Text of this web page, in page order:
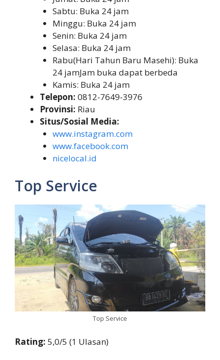
Sabtu: Buka 24 jam
Minggu: Buka 24 jam
Senin: Buka 24 jam
Selasa: Buka 24 jam
Rabu(Hari Tahun Baru Masehi): Buka
24 jamJam buka dapat berbeda
Kamis: Buka 24 jam
Telepon: 0812-7649-3976
Provinsi: Riau
Situs/Sosial Media:
www.instagram.com
www.facebook.com
nicelocal.id
Top Service
Top Service
Rating: 5,0/5 (1 Ulasan)